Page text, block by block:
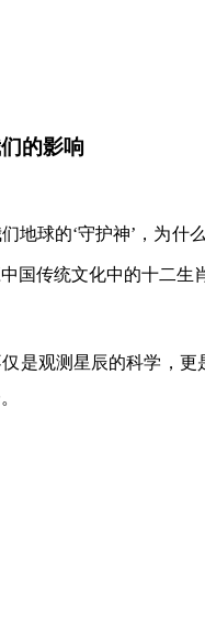
的影响
们地球的‘守护神’，为
国传统文化中的十二生
是观测星辰的科学，